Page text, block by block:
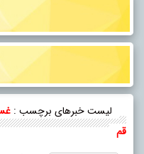
لیست خبرهای برچسب :
قم